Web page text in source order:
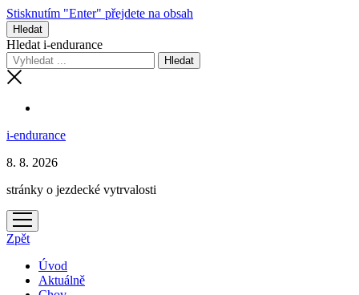
Stisknutím "Enter" přejdete na obsah
Hledat
Hledat i-endurance
i-endurance
8. 8. 2026
stránky o jezdecké vytrvalosti
otevřít
menu
Zpět
Úvod
Aktuálně